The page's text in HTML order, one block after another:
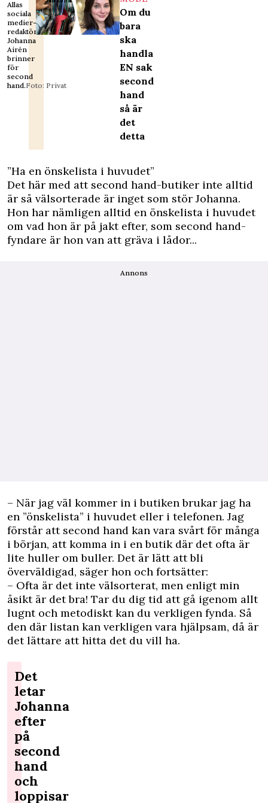
Allas
sociala
medier-
redaktör
Johanna
Airén
brinner
för
second
hand.Foto: Privat
Om du
bara
ska
handla
EN sak
second
hand
så är
det
detta
”Ha en önskelista i huvudet”
Det här med att second hand-butiker inte alltid
är så välsorterade är inget som stör Johanna.
Hon har nämligen alltid en önskelista i huvudet
om vad hon är på jakt efter, som second hand-
fyndare är hon van att gräva i lådor...
Annons
– När jag väl kommer in i butiken brukar jag ha
en ”önskelista” i huvudet eller i telefonen. Jag
förstår att second hand kan vara svårt för många
i början, att komma in i en butik där det ofta är
lite huller om buller. Det är lätt att bli
överväldigad, säger hon och fortsätter:
– Ofta är det inte välsorterat, men enligt min
åsikt är det bra! Tar du dig tid att gå igenom allt
lugnt och metodiskt kan du verkligen fynda. Så
den där listan kan verkligen vara hjälpsam, då är
det lättare att hitta det du vill ha.
Det
letar
Johanna
efter
på
second
hand
och
loppisar